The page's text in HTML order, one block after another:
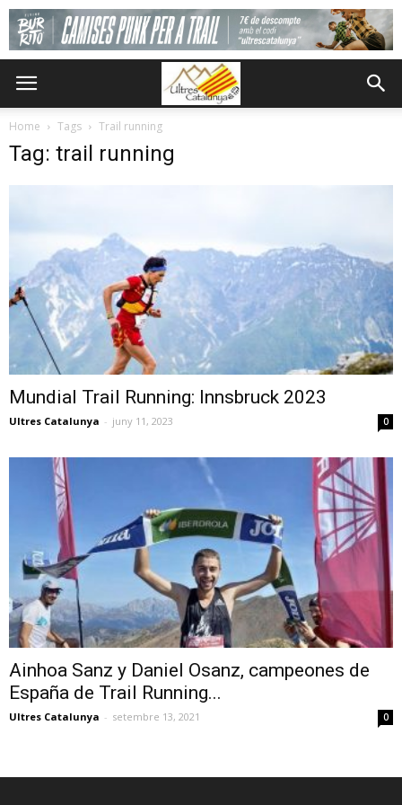
Home Tags Trail running
Tag: trail running
Mundial Trail Running: Innsbruck 2023
Ultres Catalunya - juny 11, 2023 0
Ainhoa Sanz y Daniel Osanz, campeones de
España de Trail Running...
Ultres Catalunya - setembre 13, 2021 0